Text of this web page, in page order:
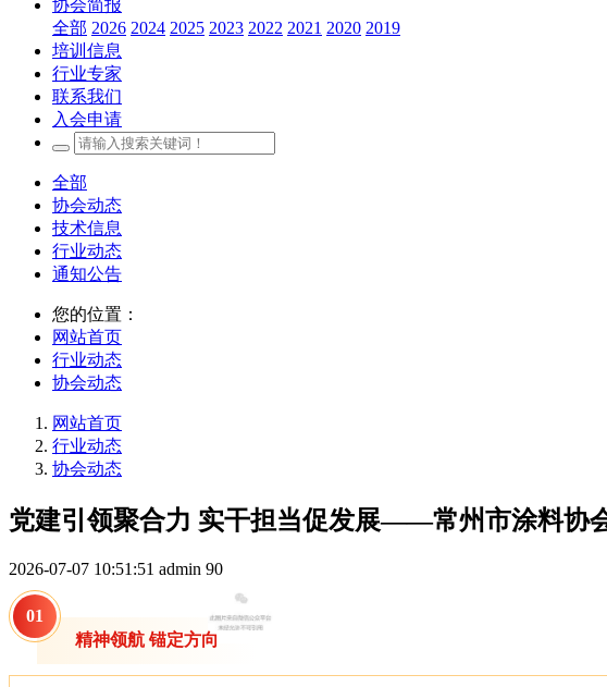
协会简报
全部 2026 2024 2025 2023 2022 2021 2020 2019
培训信息
行业专家
联系我们
入会申请
全部
协会动态
技术信息
行业动态
通知公告
您的位置：
网站首页
行业动态
协会动态
网站首页
行业动态
协会动态
党建引领聚合力 实干担当促发展——常州市涂料协
2026-07-07 10:51:51 admin 90
01
精神领航 锚定方向